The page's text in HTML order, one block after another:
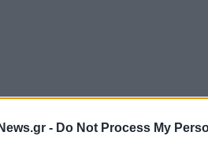
- Do Not Process My